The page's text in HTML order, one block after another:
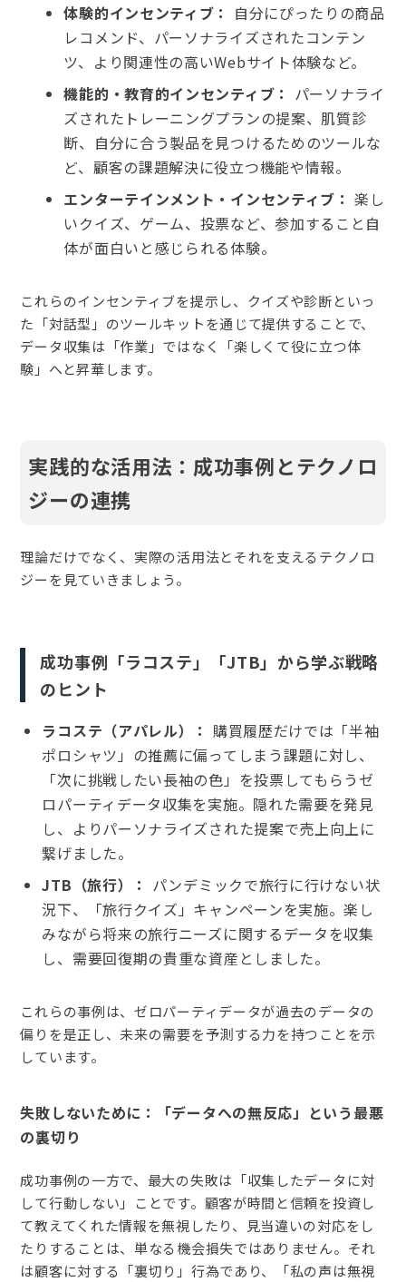
体験的インセンティブ：
自分にぴったりの商品
レコメンド、パーソナライズされたコンテン
ツ、より関連性の高いWebサイト体験など。
機能的・教育的インセンティブ：
パーソナライ
ズされたトレーニングプランの提案、肌質診
断、自分に合う製品を見つけるためのツールな
ど、顧客の課題解決に役立つ機能や情報。
エンターテインメント・インセンティブ： 楽し
いクイズ、ゲーム、投票など、参加すること自
体が面白いと感じられる体験。
これらのインセンティブを提示し、クイズや診断といっ
た「対話型」のツールキットを通じて提供することで、
データ収集は「作業」ではなく「楽しくて役に立つ体
験」へと昇華します。
実践的な活用法：成功事例とテクノロ
ジーの連携
理論だけでなく、実際の活用法とそれを支えるテクノロ
ジーを見ていきましょう。
成功事例「ラコステ」「JTB」から学ぶ戦略
のヒント
ラコステ（アパレル）： 購買履歴だけでは「半袖
ポロシャツ」の推薦に偏ってしまう課題に対し、
「次に挑戦したい長袖の色」を投票してもらうゼ
ロパーティデータ収集を実施。隠れた需要を発見
し、よりパーソナライズされた提案で売上向上に
繋げました。
JTB（旅行）：
パンデミックで旅行に行けない状
況下、「旅行クイズ」キャンペーンを実施。楽し
みながら将来の旅行ニーズに関するデータを収集
し、需要回復期の貴重な資産としました。
これらの事例は、ゼロパーティデータが過去のデータの
偏りを是正し、未来の需要を予測する力を持つことを示
しています。
失敗しないために：「データへの無反応」という最悪
の裏切り
成功事例の一方で、最大の失敗は「収集したデータに対
して行動しない」ことです。顧客が時間と信頼を投資し
て教えてくれた情報を無視したり、見当違いの対応をし
たりすることは、単なる機会損失ではありません。それ
は顧客に対する「裏切り」行為であり、「私の声は無視